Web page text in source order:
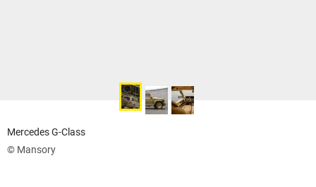
Mercedes G-Class
© Mansory